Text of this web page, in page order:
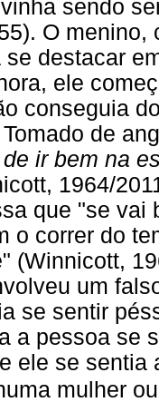
sendo
O
se destacar
ele
conseguia
de
ir bem na
1964/
que "se vai
o correr do
(Winnicott,
um
se sentir
a pessoa se
ele se
mulher